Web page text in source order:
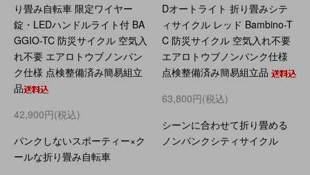
り畳み自転車 限定ワイヤー
錠・LEDハンドルライト付 BA
GGIO-TC 防災サイクル 空気入
れ不要 エアロトウブノンパン
ク仕様 点検整備済み簡易組立
品
42,900円(税込)
パンクしないスポーティー×ク
ールな折り畳み自転車
Dオートライト 折り畳みシテ
ィサイクル レッド Bambino-T
C 防災サイクル 空気入れ不要
エアロトウブノンパンク仕様
点検整備済み簡易組立品
63,800円(税込)
シーンに合わせて折り畳める
ノンパンクシティサイクル